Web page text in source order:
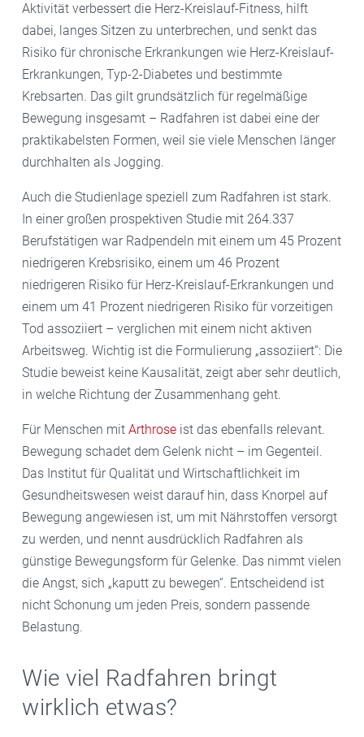
Aktivität verbessert die Herz-Kreislauf-Fitness, hilft
dabei, langes Sitzen zu unterbrechen, und senkt das
Risiko für chronische Erkrankungen wie Herz-Kreislauf-
Erkrankungen, Typ-2-Diabetes und bestimmte
Krebsarten. Das gilt grundsätzlich für regelmäßige
Bewegung insgesamt – Radfahren ist dabei eine der
praktikabelsten Formen, weil sie viele Menschen länger
durchhalten als Jogging.
Auch die Studienlage speziell zum Radfahren ist stark.
In einer großen prospektiven Studie mit 264.337
Berufstätigen war Radpendeln mit einem um 45 Prozent
niedrigeren Krebsrisiko, einem um 46 Prozent
niedrigeren Risiko für Herz-Kreislauf-Erkrankungen und
einem um 41 Prozent niedrigeren Risiko für vorzeitigen
Tod assoziiert – verglichen mit einem nicht aktiven
Arbeitsweg. Wichtig ist die Formulierung „assoziiert“: Die
Studie beweist keine Kausalität, zeigt aber sehr deutlich,
in welche Richtung der Zusammenhang geht.
Für Menschen mit Arthrose ist das ebenfalls relevant.
Bewegung schadet dem Gelenk nicht – im Gegenteil.
Das Institut für Qualität und Wirtschaftlichkeit im
Gesundheitswesen weist darauf hin, dass Knorpel auf
Bewegung angewiesen ist, um mit Nährstoffen versorgt
zu werden, und nennt ausdrücklich Radfahren als
günstige Bewegungsform für Gelenke. Das nimmt vielen
die Angst, sich „kaputt zu bewegen“. Entscheidend ist
nicht Schonung um jeden Preis, sondern passende
Belastung.
Wie viel Radfahren bringt
wirklich etwas?